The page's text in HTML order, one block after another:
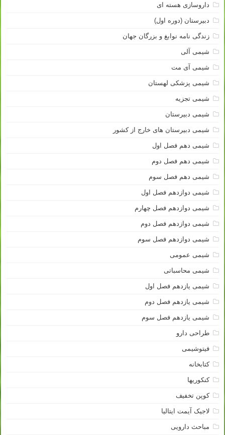
داروسازی هسته ای
دبیرستان (دوره اول)
زندگی نامه نوابغ و بزرگان جهان
شیمی آلی
شیمی آی مت
شیمی پزشکی لهستان
شیمی تجزیه
شیمی دبیرستان
شیمی دبیرستان های خارج از کشور
شیمی دهم فصل اول
شیمی دهم فصل دوم
شیمی دهم فصل سوم
شیمی دوازدهم فصل اول
شیمی دوازدهم فصل چهارم
شیمی دوازدهم فصل دوم
شیمی دوازدهم فصل سوم
شیمی عمومی
شیمی محاسباتی
شیمی یازدهم فصل اول
شیمی یازدهم فصل دوم
شیمی یازدهم فصل سوم
طراحی دارو
فیتوشیمی
کتابخانه
کنکوریها
کوپن تخفیف
لاجیک آیمت ایتالیا
مباحث دارویی